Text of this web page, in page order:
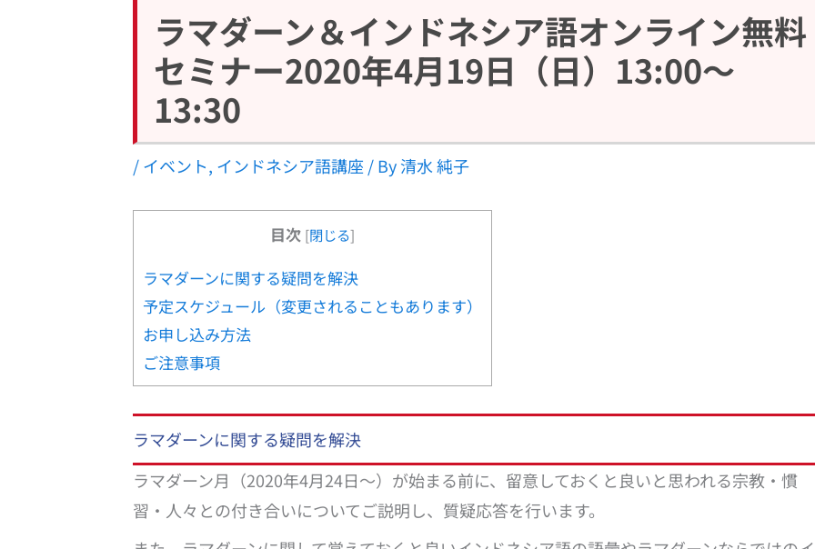
ラマダーン＆インドネシア語オンライン無料
セミナー2020年4月19日（日）13:00〜
13:30
/イベント, インドネシア語講座 / By清水 純子
目次 [閉じる]
ラマダーンに関する疑問を解決
予定スケジュール（変更されることもあります）
お申し込み方法
ご注意事項
ラマダーンに関する疑問を解決
ラマダーン月（2020年4月24日～）が始まる前に、留意しておくと良いと思われる宗教・慣
習・人々との付き合いについてご説明し、質疑応答を行います。